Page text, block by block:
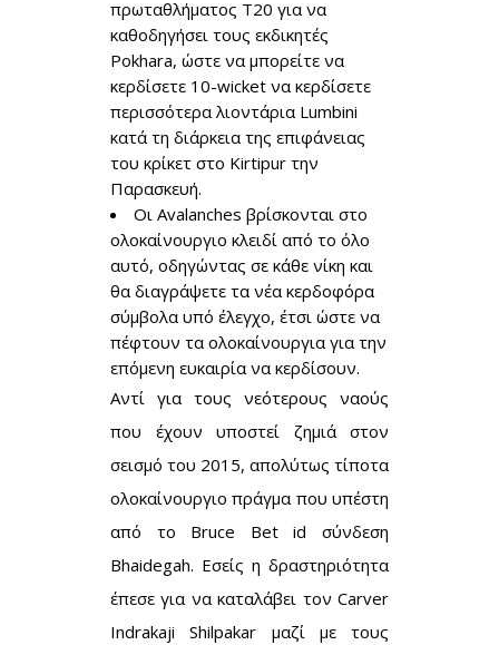
πρωταθλήματος T20 για να
καθοδηγήσει τους εκδικητές
Pokhara, ώστε να μπορείτε να
κερδίσετε 10-wicket να κερδίσετε
περισσότερα λιοντάρια Lumbini
κατά τη διάρκεια της επιφάνειας
του κρίκετ στο Kirtipur την
Παρασκευή.
Οι Avalanches βρίσκονται στο
ολοκαίνουργιο κλειδί από το όλο
αυτό, οδηγώντας σε κάθε νίκη και
θα διαγράψετε τα νέα κερδοφόρα
σύμβολα υπό έλεγχο, έτσι ώστε να
πέφτουν τα ολοκαίνουργια για την
επόμενη ευκαιρία να κερδίσουν.
Αντί για τους νεότερους ναούς
που έχουν υποστεί ζημιά στον
σεισμό του 2015, απολύτως τίποτα
ολοκαίνουργιο πράγμα που υπέστη
από το Bruce Bet id σύνδεση
Bhaidegah. Εσείς η δραστηριότητα
έπεσε για να καταλάβει τον Carver
Indrakaji Shilpakar μαζί με τους